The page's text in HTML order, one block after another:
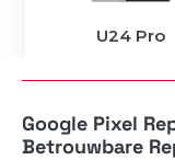
U24 Pro
Google Pixel
Betrouwbare